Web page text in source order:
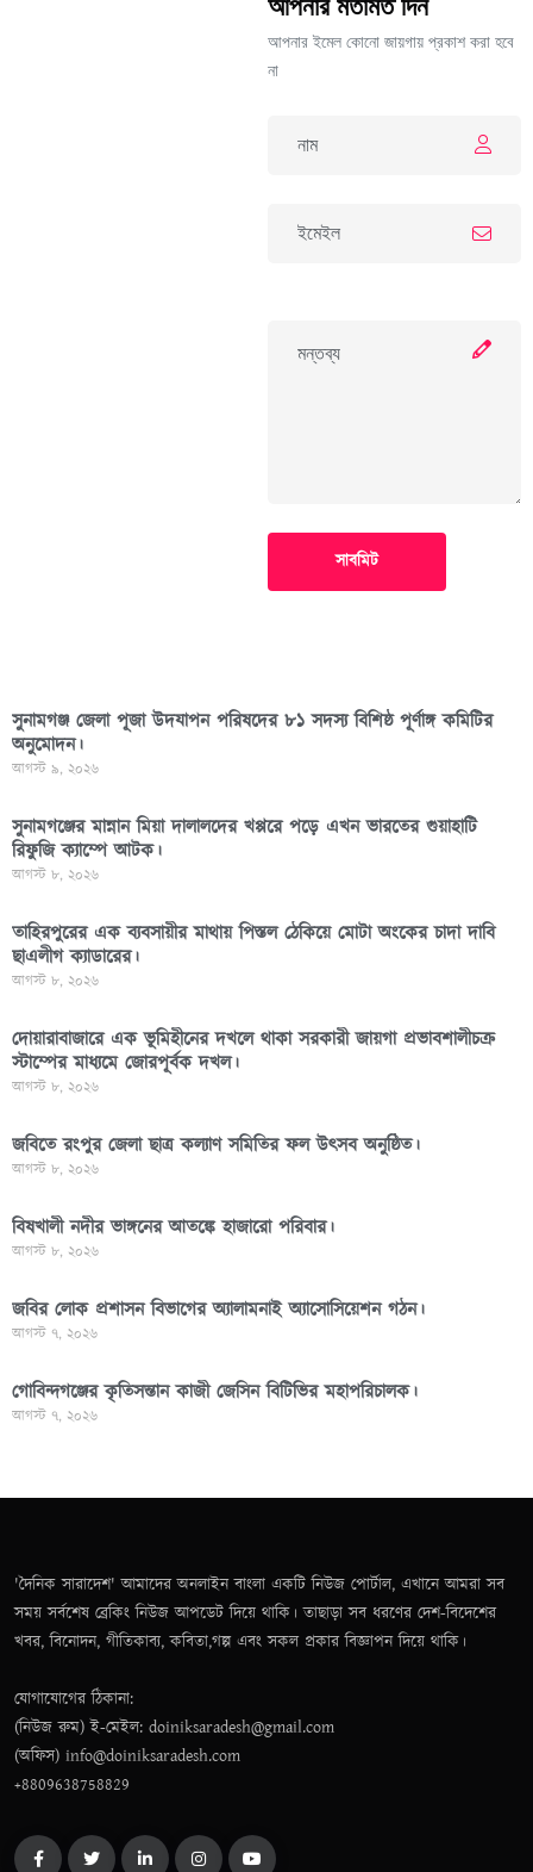
আপনার মতামত দিন
আপনার ইমেল কোনো জায়গায় প্রকাশ করা হবে
না
সাবমিট
সুনামগঞ্জ জেলা পূজা উদযাপন পরিষদের ৮১ সদস্য বিশিষ্ঠ পূর্ণাঙ্গ কমিটির
অনুমোদন।
আগস্ট ৯, ২০২৬
সুনামগঞ্জের মান্নান মিয়া দালালদের খপ্পরে পড়ে এখন ভারতের গুয়াহাটি
রিফুজি ক্যাম্পে আটক।
আগস্ট ৮, ২০২৬
তাহিরপুরের এক ব্যবসায়ীর মাথায় পিস্তল ঠেকিয়ে মোটা অংকের চাদা দাবি
ছাএলীগ ক্যাডারের।
আগস্ট ৮, ২০২৬
দোয়ারাবাজারে এক ভূমিহীনের দখলে থাকা সরকারী জায়গা প্রভাবশালীচক্র
স্টাম্পের মাধ্যমে জোরপূর্বক দখল।
আগস্ট ৮, ২০২৬
জবিতে রংপুর জেলা ছাত্র কল্যাণ সমিতির ফল উৎসব অনুষ্ঠিত।
আগস্ট ৮, ২০২৬
বিষখালী নদীর ভাঙ্গনের আতঙ্কে হাজারো পরিবার।
আগস্ট ৮, ২০২৬
জবির লোক প্রশাসন বিভাগের অ্যালামনাই অ্যাসোসিয়েশন গঠন।
আগস্ট ৭, ২০২৬
গোবিন্দগঞ্জের কৃতিসন্তান কাজী জেসিন বিটিভির মহাপরিচালক।
আগস্ট ৭, ২০২৬
'দৈনিক সারাদেশ' আমাদের অনলাইন বাংলা একটি নিউজ পোর্টাল, এখানে আমরা সব
সময় সর্বশেষ ব্রেকিং নিউজ আপডেট দিয়ে থাকি। তাছাড়া সব ধরণের দেশ-বিদেশের
খবর, বিনোদন, গীতিকাব্য, কবিতা,গল্প এবং সকল প্রকার বিজ্ঞাপন দিয়ে থাকি।
যোগাযোগের ঠিকানা:
(নিউজ রুম) ই-মেইল: doiniksaradesh@gmail.com
(অফিস) info@doiniksaradesh.com
+8809638758829